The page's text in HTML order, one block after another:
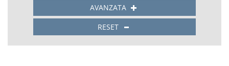
AVANZATA
RESET